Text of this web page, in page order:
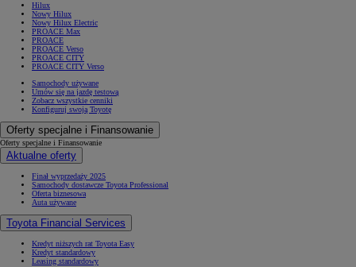
Hilux
Nowy Hilux
Nowy Hilux Electric
PROACE Max
PROACE
PROACE Verso
PROACE CITY
PROACE CITY Verso
Samochody używane
Umów się na jazdę testową
Zobacz wszystkie cenniki
Konfiguruj swoją Toyotę
Oferty specjalne i Finansowanie
Oferty specjalne i Finansowanie
Aktualne oferty
Finał wyprzedaży 2025
Samochody dostawcze Toyota Professional
Oferta biznesowa
Auta używane
Toyota Financial Services
Kredyt niższych rat Toyota Easy
Kredyt standardowy
Leasing standardowy